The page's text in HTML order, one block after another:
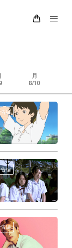
月
8/10
編
編
編